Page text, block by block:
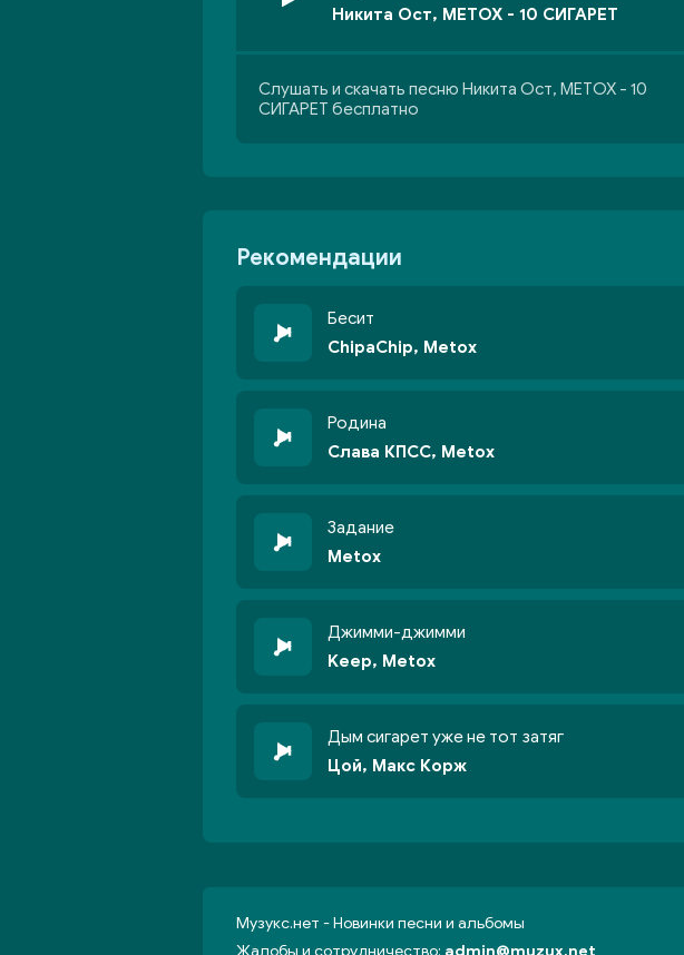
Никита Ост, METOX - 10 СИГАРЕТ
Слушать и скачать песню Никита Ост, METOX - 10
СИГАРЕТ бесплатно
Рекомендации
Бесит
ChipaChip, Metox
Родина
Слава КПСС, Metox
Задание
Metox
Джимми-джимми
Keep, Metox
Дым сигарет уже не тот затяг
Цой, Макс Корж
Музукс.нет - Новинки песни и альбомы
Жалобы и сотрудничество: admin@muzux.net